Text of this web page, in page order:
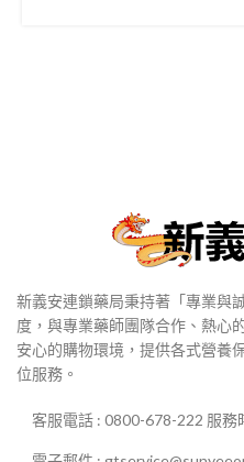
新義安連鎖藥局秉持著「專業與
度，與專業藥師團隊合作、熱心
安心的購物環境，提供各式營養
位服務。
客服電話 : 0800-678-222 服